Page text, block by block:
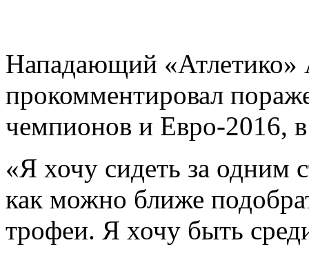
Нападающий «Атлетико»
прокомментировал
чемпионов и Евро-2016,
«Я хочу сидеть за одним
как можно ближе
трофеи. Я хочу быть